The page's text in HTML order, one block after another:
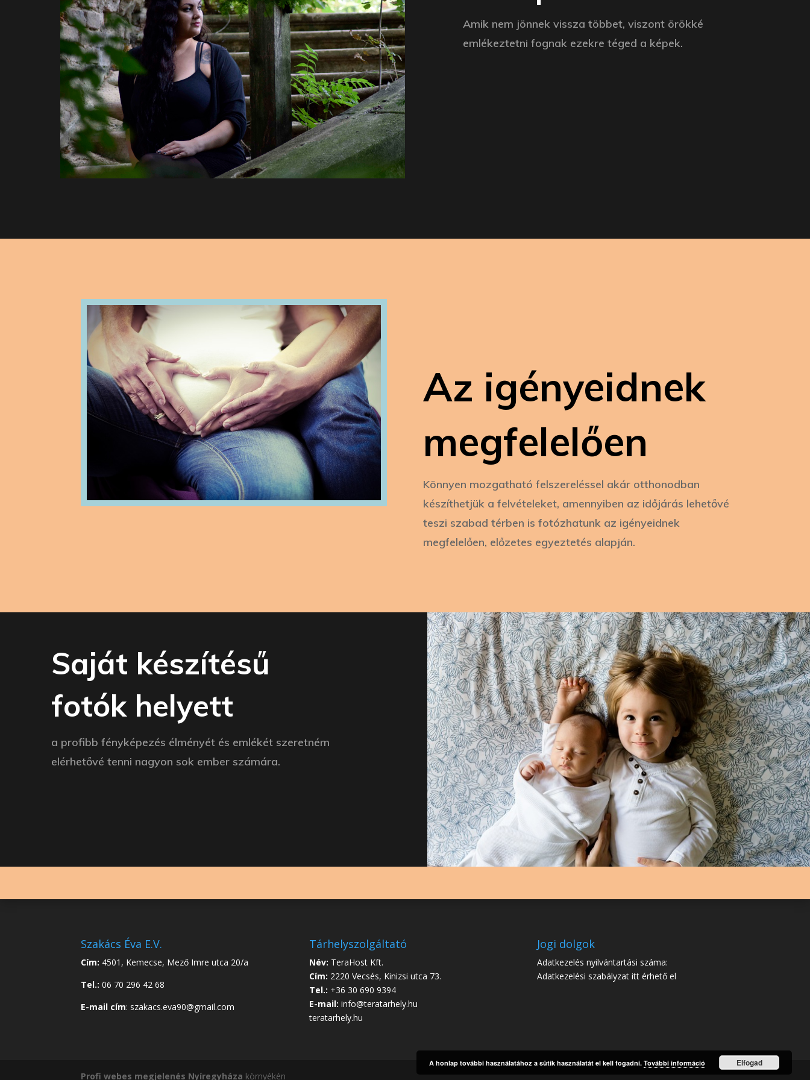
Amik nem jönnek vissza többet, viszont örökké
emlékeztetni fognak ezekre téged a képek.
Az igényeidnek
megfelelően
Könnyen mozgatható felszereléssel akár otthonodban
készíthetjük a felvételeket, amennyiben az időjárás lehetővé
teszi szabad térben is fotózhatunk az igényeidnek
megfelelően, előzetes egyeztetés alapján.
Saját készítésű
fotók helyett
a profibb fényképezés élményét és emlékét szeretném
elérhetővé tenni nagyon sok ember számára.
Szakács Éva E.V.
Cím: 4501, Kemecse, Mező Imre utca 20/a
Tel.:06 70 296 42 68
E-mail cím: szakacs.eva90@gmail.com
Tárhelyszolgáltató
Név: TeraHost Kft.
Cím: 2220 Vecsés, Kinizsi utca 73.
Tel.: +36 30 690 9394
E-mail: info@teratarhely.hu
teratarhely.hu
Jogi dolgok
Adatkezelés nyilvántartási száma:
Adatkezelési szabályzat itt érhető el
Profi webes megjelenés Nyíregyháza környékén
A honlap további használatához a sütik használatát el kell fogadni. További információ Elfogad